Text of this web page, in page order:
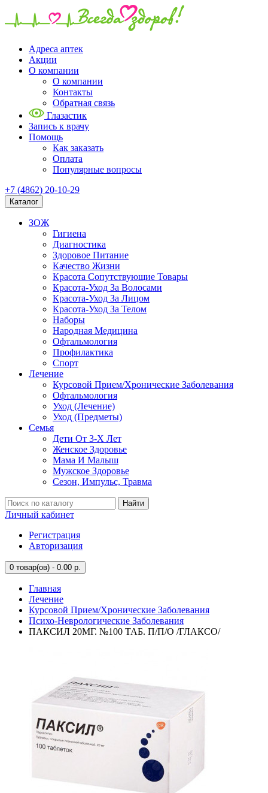
Адреса аптек
Акции
О компании
О компании
Контакты
Обратная связь
Глазастик
Запись к врачу
Помощь
Как заказать
Оплата
Популярные вопросы
+7 (4862) 20-10-29
Каталог
ЗОЖ
Гигиена
Диагностика
Здоровое Питание
Качество Жизни
Красота Сопутствующие Товары
Красота-Уход За Волосами
Красота-Уход За Лицом
Красота-Уход За Телом
Наборы
Народная Медицина
Офтальмология
Профилактика
Спорт
Лечение
Курсовой Прием/Хронические Заболевания
Офтальмология
Уход (Лечение)
Уход (Предметы)
Семья
Дети От 3-Х Лет
Женское Здоровье
Мама И Малыш
Мужское Здоровье
Сезон, Импульс, Травма
Найти
Личный кабинет
Регистрация
Авторизация
0 товар(ов) - 0.00 р.
Главная
Лечение
Курсовой Прием/Хронические Заболевания
Психо-Неврологические Заболевания
ПАКСИЛ 20МГ. №100 ТАБ. П/П/О /ГЛАКСО/